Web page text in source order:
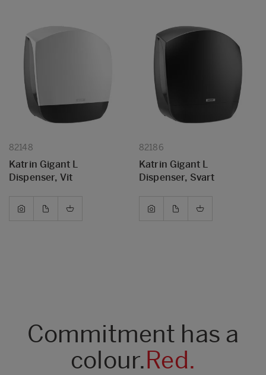
82148
Katrin Gigant L
Dispenser, Vit
82186
Katrin Gigant L
Dispenser, Svart
Commitment has a
colour.Red.